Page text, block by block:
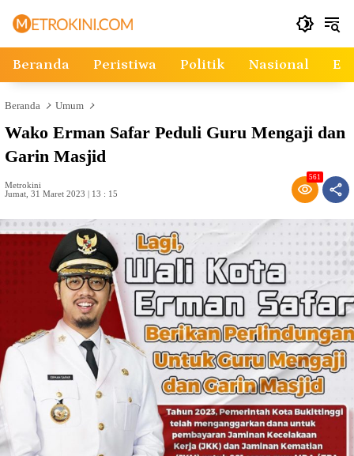
Beranda Peristiwa Politik Nasional
Beranda Umum
Wako Erman Safar Peduli Guru Mengaji dan
Garin Masjid
Metrokini
Jumat, 31 Maret 2023 | 13 : 15
561